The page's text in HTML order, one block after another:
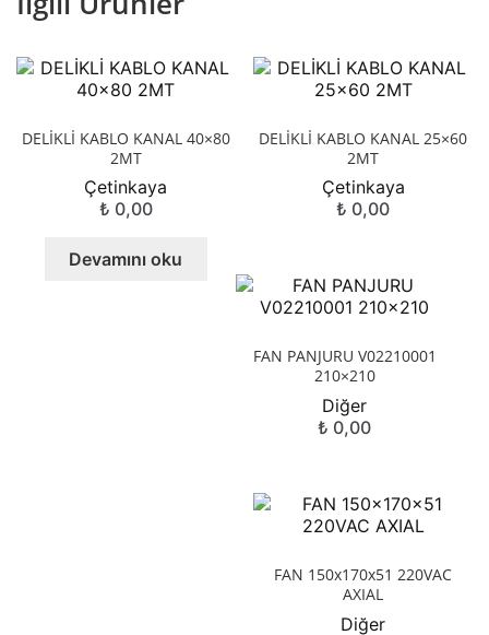
DELİKLİ KABLO KANAL 40×80
2MT
Çetinkaya
₺ 0,00
Devamını oku
DELİKLİ KABLO KANAL 25×60
2MT
Çetinkaya
₺ 0,00
FAN PANJURU V02210001
210×210
Diğer
₺ 0,00
FAN 150x170x51 220VAC
AXIAL
Diğer